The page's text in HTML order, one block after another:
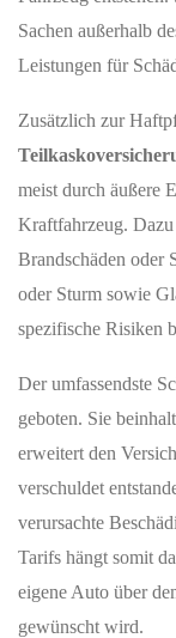
Sachen außerhalb
Leistungen für
Zusätzlich zur
meist durch äußere
Kraftfahrzeug.
Brandschäden oder
oder Sturm sowie
spezifische Risiken
Der umfassendste
geboten. Sie
erweitert den
verschuldet
verursachte
Tarifs hängt somit
eigene Auto über
gewünscht wird.